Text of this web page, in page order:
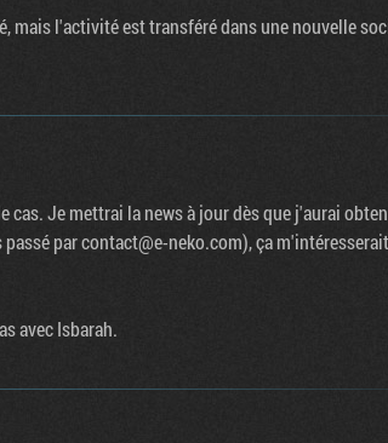
mais l'activité est transféré dans une nouvelle
cas. Je mettrai la news à jour dès que j'aurai
par contact@e-neko.com), ça
avec Isbarah.